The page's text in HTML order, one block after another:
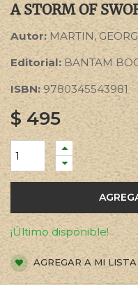
A STORM OF
Autor: MARTIN,
Editorial: BANTAM
ISBN: 9780345543981
$495
¡Último disponible!
AGREGAR A MI LISTA